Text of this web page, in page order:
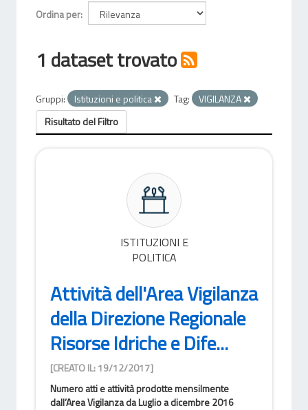
Ordina per
1 dataset trovato
Gruppi: Istituzioni e politica Tag:
VIGILANZA
Risultato del Filtro
ISTITUZIONI E
POLITICA
Attività dell'Area Vigilanza
della Direzione Regionale
Risorse Idriche e Dife...
[CREATO IL: 19/12/2017]
Numero atti e attività prodotte mensilmente
dall’Area Vigilanza da Luglio a dicembre 2016